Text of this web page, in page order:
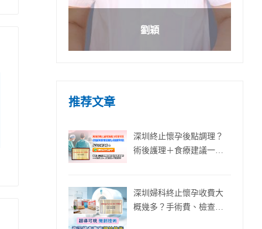
劉穎
推荐文章
深圳終止懷孕後點調理？
術後護理＋食療建議一次
深圳婦科終止懷孕收費大
概幾多？手術費、檢查費